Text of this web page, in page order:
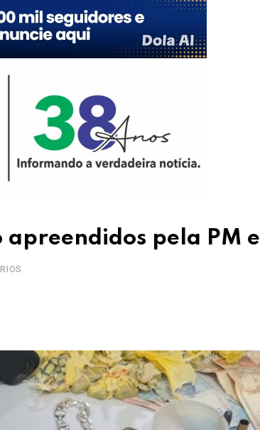
apreendidos pela PM